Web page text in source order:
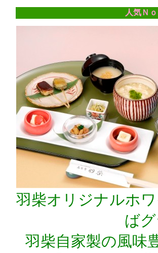
人気Ｎ
羽柴オリジナルホ
ば
羽柴自家製の風味